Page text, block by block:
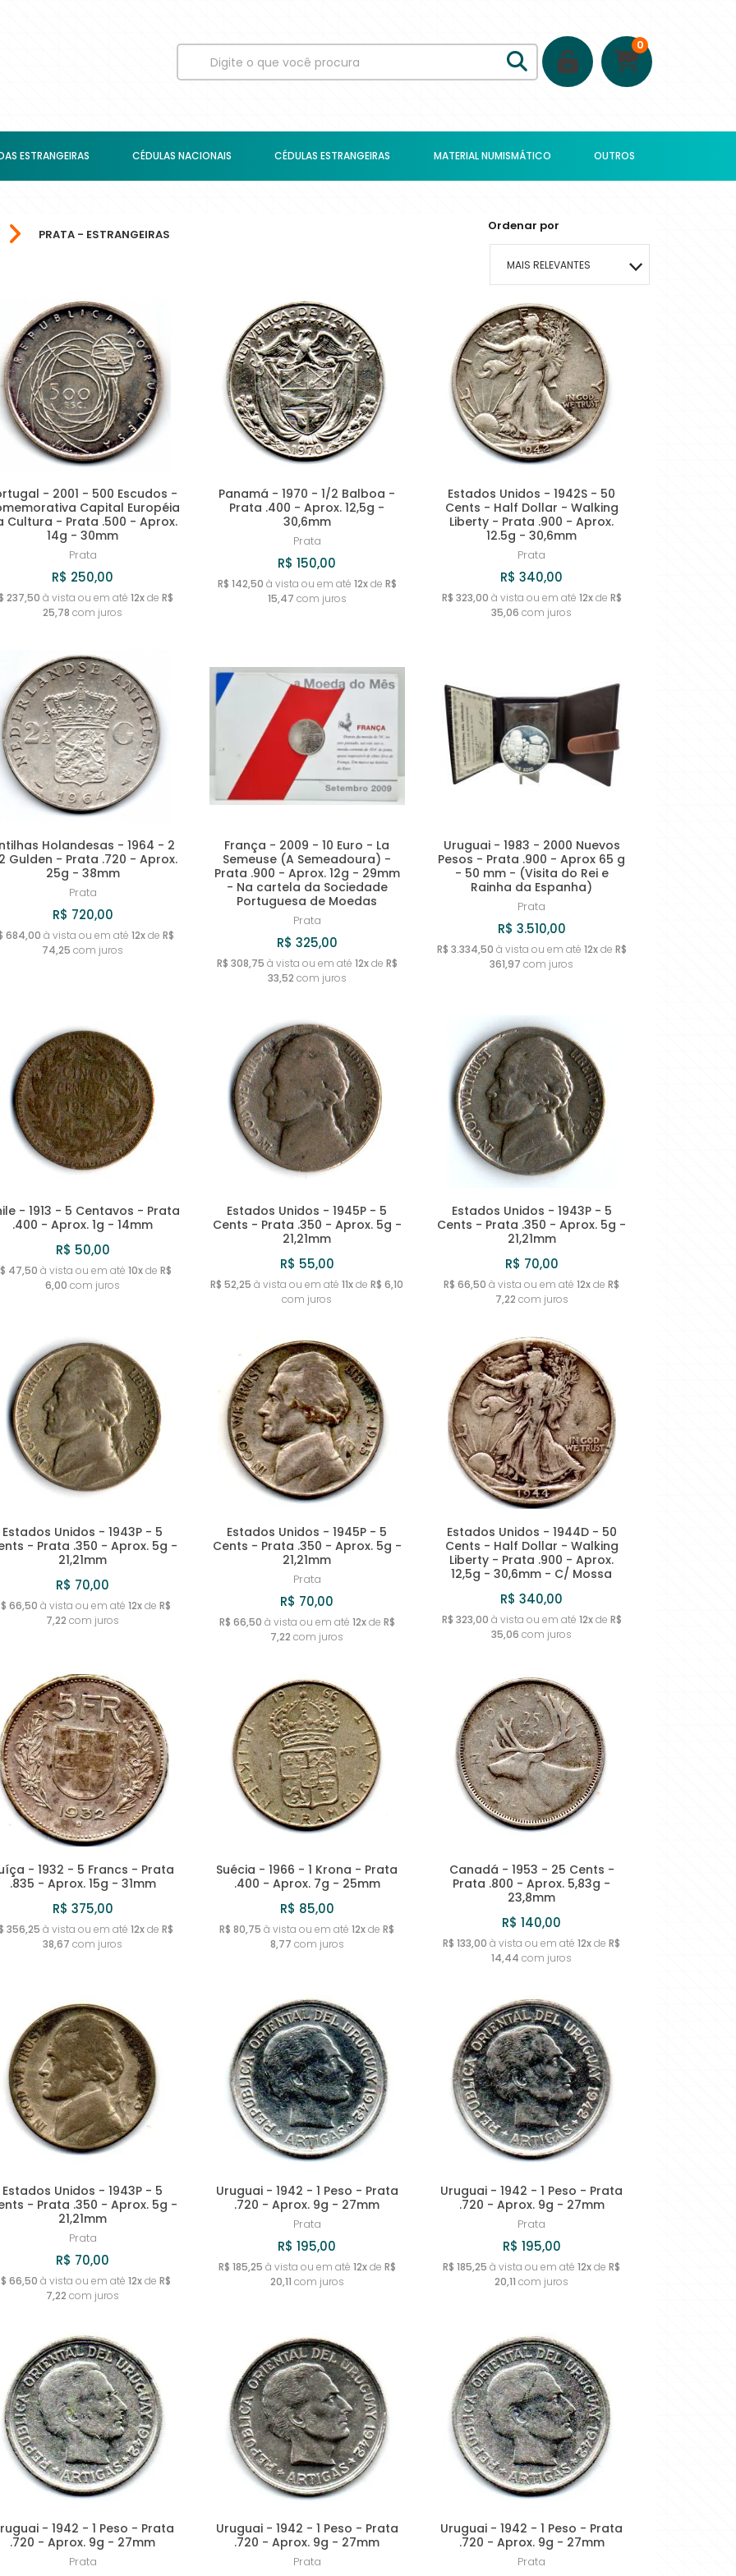
0
ESTRANGEIRAS CÉDULAS NACIONAIS CÉDULAS ESTRANGEIRAS MATERIAL NUMISMÁTICO OUTROS
PRATA - ESTRANGEIRAS
Ordenar por
MAIS RELEVANTES
MAIS VENDIDOS
MENOR PREÇO
MAIOR PREÇO
A - Z
- 2001 - 500 Escudos -
Capital Européia
Cultura - Prata .500 - Aprox.
14g - 30mm
Prata
R$ 250,00
237,50 à vista ou em até 12xde R$
25,78 com juros
Panamá - 1970 - 1/2 Balboa -
Prata .400 - Aprox. 12,5g -
30,6mm
Prata
R$ 150,00
R$ 142,50 à vista ou em até 12xde R$
15,47 com juros
Estados Unidos - 1942S - 50
Cents - Half Dollar - Walking
Liberty - Prata .900 - Aprox.
12.5g - 30,6mm
Prata
R$ 340,00
R$ 323,00 à vista ou em até 12xde R$
35,06 com juros
Holandesas - 1964 - 2
Gulden - Prata .720 - Aprox.
25g - 38mm
Prata
R$ 720,00
684,00 à vista ou em até 12xde R$
74,25 com juros
França - 2009 - 10 Euro - La
Semeuse (A Semeadoura) -
Prata .900 - Aprox. 12g - 29mm
- Na cartela da Sociedade
Portuguesa de Moedas
Prata
R$ 325,00
R$ 308,75 à vista ou em até 12xde R$
33,52 com juros
Uruguai - 1983 - 2000 Nuevos
Pesos - Prata .900 - Aprox 65 g
- 50 mm - (Visita do Rei e
Rainha da Espanha)
Prata
R$ 3.510,00
R$ 3.334,50 à vista ou em até 12xde R$
361,97 com juros
- 1913 - 5 Centavos - Prata
.400 - Aprox. 1g - 14mm
R$ 50,00
47,50 à vista ou em até 10xde R$
6,00 com juros
Estados Unidos - 1945P - 5
Cents - Prata .350 - Aprox. 5g -
21,21mm
R$ 55,00
R$ 52,25 à vista ou em até11xdeR$ 6,10
com juros
Estados Unidos - 1943P - 5
Cents - Prata .350 - Aprox. 5g -
21,21mm
R$ 70,00
R$ 66,50 à vista ou em até12xdeR$
7,22 com juros
Estados Unidos - 1943P - 5
- Prata .350 - Aprox. 5g -
21,21mm
R$ 70,00
66,50 à vista ou em até 12xde R$
7,22 com juros
Estados Unidos - 1945P - 5
Cents - Prata .350 - Aprox. 5g -
21,21mm
Prata
R$ 70,00
R$ 66,50 à vista ou em até 12xde R$
7,22 com juros
Estados Unidos - 1944D - 50
Cents - Half Dollar - Walking
Liberty - Prata .900 - Aprox.
12,5g - 30,6mm - C/ Mossa
R$ 340,00
R$ 323,00 à vista ou em até 12xde R$
35,06 com juros
- 1932 - 5 Francs - Prata
.835 - Aprox. 15g - 31mm
R$ 375,00
356,25 à vista ou em até 12xde R$
38,67 com juros
Suécia - 1966 - 1 Krona - Prata
.400 - Aprox. 7g - 25mm
R$ 85,00
R$ 80,75 à vista ou em até12xdeR$
8,77 com juros
Canadá - 1953 - 25 Cents -
Prata .800 - Aprox. 5,83g -
23,8mm
R$ 140,00
R$ 133,00 à vista ou em até12xdeR$
14,44 com juros
Estados Unidos - 1943P - 5
- Prata .350 - Aprox. 5g -
21,21mm
Prata
R$ 70,00
66,50 à vista ou em até 12xde R$
7,22 com juros
Uruguai - 1942 - 1 Peso - Prata
.720 - Aprox. 9g - 27mm
Prata
R$ 195,00
R$ 185,25 à vista ou em até 12xde R$
20,11 com juros
Uruguai - 1942 - 1 Peso - Prata
.720 - Aprox. 9g - 27mm
Prata
R$ 195,00
R$ 185,25 à vista ou em até12xdeR$
20,11 com juros
- 1942 - 1 Peso - Prata
.720 - Aprox. 9g - 27mm
Prata
Uruguai - 1942 - 1 Peso - Prata
.720 - Aprox. 9g - 27mm
Prata
Uruguai - 1942 - 1 Peso - Prata
.720 - Aprox. 9g - 27mm
Prata